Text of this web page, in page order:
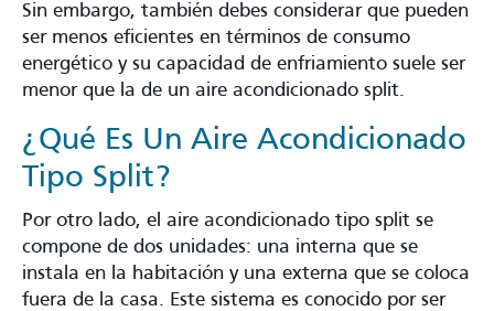
Sin embargo, también debes considerar que pueden
ser menos eficientes en términos de consumo
energético y su capacidad de enfriamiento suele ser
menor que la de un aire acondicionado split.
¿Qué Es Un Aire Acondicionado
Tipo Split?
Por otro lado, el aire acondicionado tipo split se
compone de dos unidades: una interna que se
instala en la habitación y una externa que se coloca
fuera de la casa. Este sistema es conocido por ser